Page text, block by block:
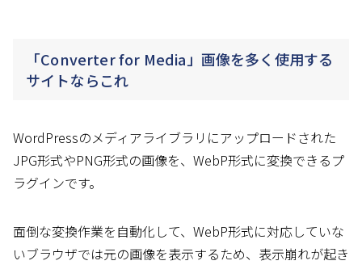
「Converter for Media」画像を多く使用する
サイトならこれ
WordPressのメディアライブラリにアップロードされた
JPG形式やPNG形式の画像を、WebP形式に変換できるプ
ラグインです。
面倒な変換作業を自動化して、WebP形式に対応していな
いブラウザでは元の画像を表示するため、表示崩れが起き